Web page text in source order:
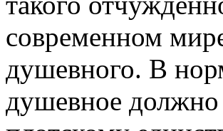
современном
душевного. В
душевное должно